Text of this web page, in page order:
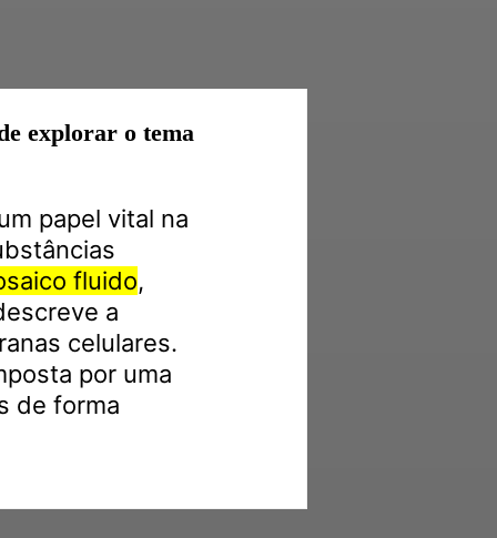
explorar o tema
papel vital na
fluido,
a
celulares.
por uma
de forma